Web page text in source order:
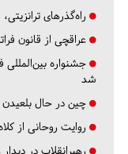
راه‌گذرهای
عراقچی از قانون
جشنواره بین‌المللی
شد
چین در حال بلعیدن
روایت روحانی از
رهبرانقلاب در